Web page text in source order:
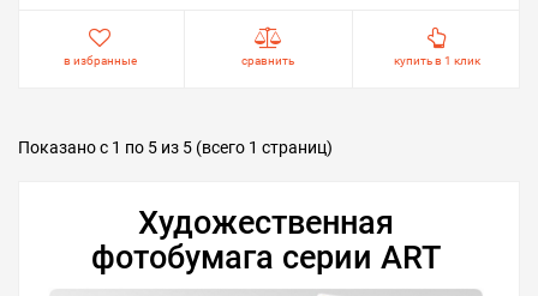
в избранные сравнить купить в 1 клик
Показано с 1 по 5 из 5 (всего 1 страниц)
Художественная
фотобумага серии ART